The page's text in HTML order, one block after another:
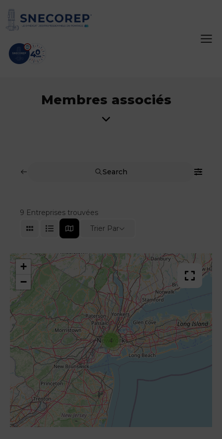
Membres associés
Search
9 Entreprises trouvées
Trier Par
4
+
−